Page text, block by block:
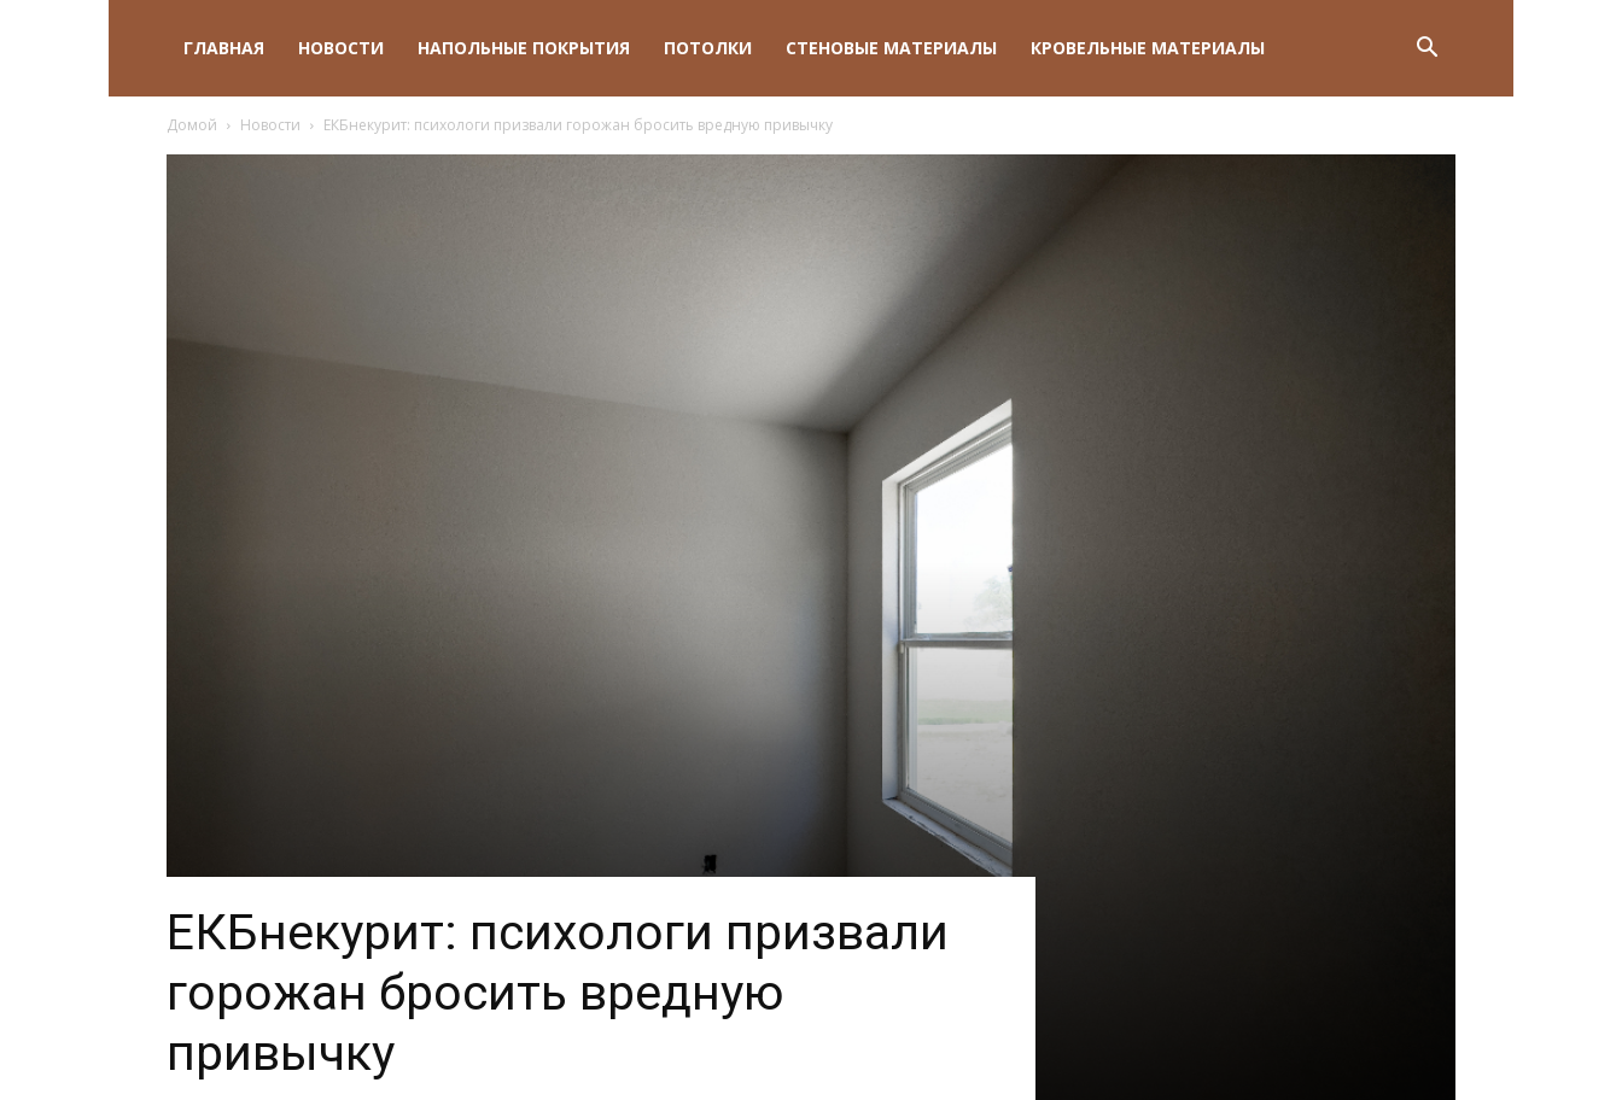
ГЛАВНАЯ НОВОСТИ НАПОЛЬНЫЕ ПОКРЫТИЯ ПОТОЛКИ СТЕНОВЫЕ МАТЕРИАЛЫ КРОВЕЛЬНЫЕ МАТЕРИАЛЫ
Домой Новости ЕКБнекурит: психологи призвали горожан бросить вредную привычку
ЕКБнекурит: психологи призвали
горожан бросить вредную
привычку